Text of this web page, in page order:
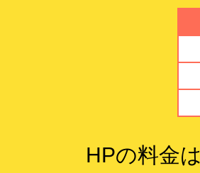
HPの料金